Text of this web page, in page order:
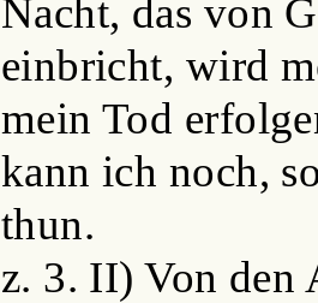
Nacht, das von
einbricht, wird
mein Tod
kann ich noch,
thun.
z. 3. II) Von den